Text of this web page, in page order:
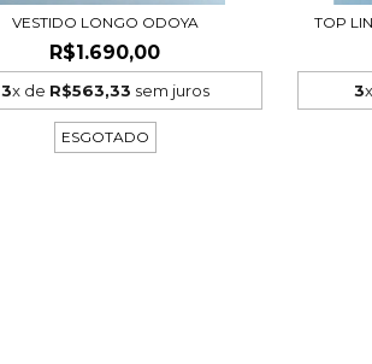
VESTIDO LONGO ODOYA
R$1.690,00
3x de R$563,33 sem juros
ESGOTADO
TOP
3